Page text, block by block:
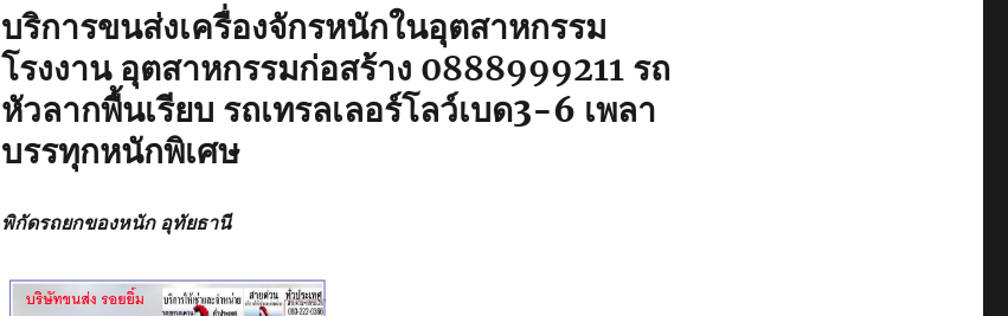
บริการขนส่งเครื่องจักรหนักในอุตสาหกรรม
โรงงาน อุตสาหกรรมก่อสร้าง 0888999211 รถ
หัวลากพื้นเรียบ รถเทรลเลอร์โลว์เบด3-6 เพลา
บรรทุกหนักพิเศษ
พิกัดรถยกของหนัก อุทัยธานี